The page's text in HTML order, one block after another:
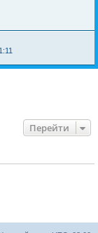
Перейти